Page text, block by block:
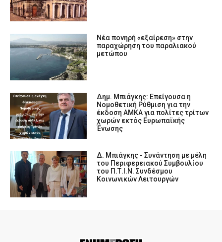
Νέα πονηρή «εξαίρεση» στην
παραχώρηση του παραλιακού
μετώπου
Δημ. Μπιάγκης: Επείγουσα η
Nομοθετική Ρύθμιση για την
έκδοση ΑΜΚΑ για πολίτες τρίτων
χωρών εκτός Ευρωπαϊκής
Ένωσης
Δ. Μπιάγκης - Συνάντηση με μέλη
του Περιφερειακού Συμβουλίου
του Π.Τ.Ι.Ν. Συνδέσμου
Κοινωνικών Λειτουργών